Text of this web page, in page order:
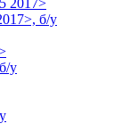
б/у
у